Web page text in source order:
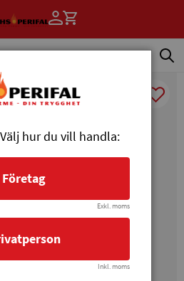
hur du vill handla:
Företag
Exkl. moms
Inkl. moms